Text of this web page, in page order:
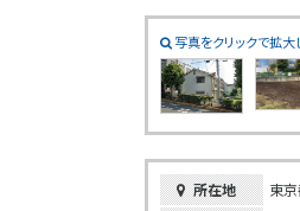
写真をクリックで拡大
所在地
東